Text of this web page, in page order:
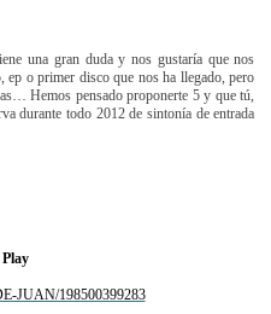
una gran duda y nos gustaría que nos
ep o primer disco que nos ha llegado, pero
Hemos pensado proponerte 5 y que tú,
durante todo 2012 de sintonía de entrada
JUAN/198500399283